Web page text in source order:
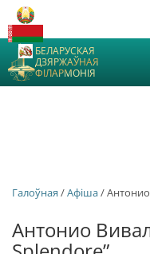
БЕЛАРУСКАЯ
ДЗЯРЖАЎНАЯ
ФІЛАРМОНІЯ
Галоўная /Афiша/
Антонио